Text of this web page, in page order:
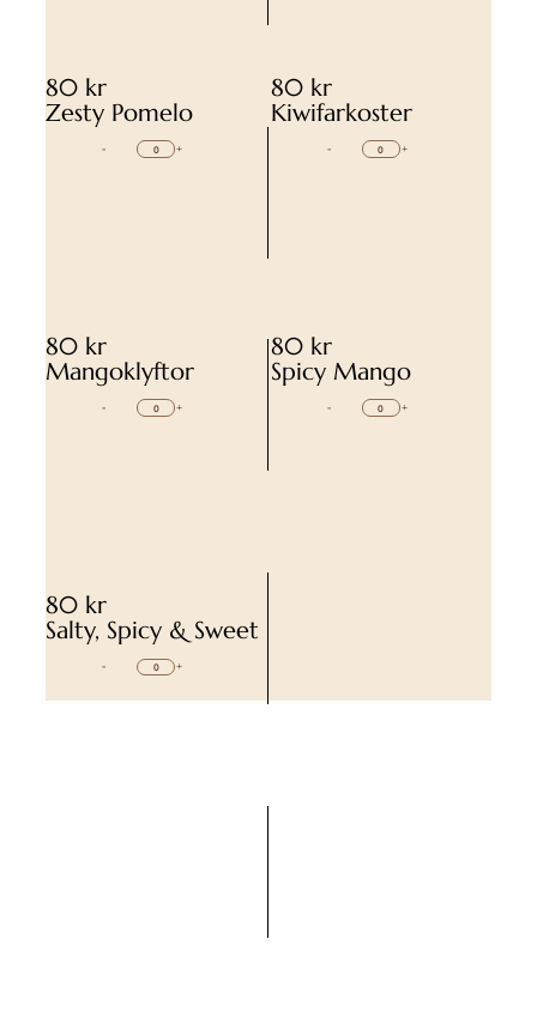
80 kr
Zesty Pomelo
- +
80 kr
Kiwifarkoster
- +
80 kr
Mangoklyftor
- +
80 kr
Spicy Mango
- +
80 kr
Salty, Spicy & Sweet
- +